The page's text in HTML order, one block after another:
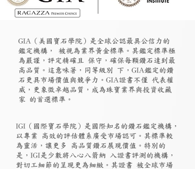
GIA（美國寶石學院）是全球公認最具公信力的
鑑定機構， 被視為業界黃金標準。其鑑定標準極
為嚴謹，評定精確且 保守，確保每顆鑽石達到最
高品質。這意味著，同等級別 下，GIA鑑定的鑽
石更具市場價值與競爭力。GIA證書不僅 代表權
威，更象徵卓越品質，成為珠寶業界與投資收藏
家 的首選標準。
​IGI（國際寶石學院）是國際知名的鑽石鑑定機構，
以專業 高效的評估體系廣受市場認可。其標準較
為靈活，讓更多 高品質鑽石展現價值。特別的
是，IGI是少數將八心八箭納 入證書評測的機構，
對切工細節的呈現更為細緻。其證書 被全球市場